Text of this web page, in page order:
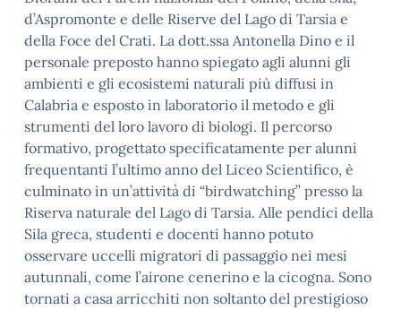
d’Aspromonte e delle Riserve del Lago di Tarsia e
della Foce del Crati. La dott.ssa Antonella Dino e il
personale preposto hanno spiegato agli alunni gli
ambienti e gli ecosistemi naturali più diffusi in
Calabria e esposto in laboratorio il metodo e gli
strumenti del loro lavoro di biologi. Il percorso
formativo, progettato specificatamente per alunni
frequentanti l’ultimo anno del Liceo Scientifico, è
culminato in un’attività di “birdwatching” presso la
Riserva naturale del Lago di Tarsia. Alle pendici della
Sila greca, studenti e docenti hanno potuto
osservare uccelli migratori di passaggio nei mesi
autunnali, come l’airone cenerino e la cicogna. Sono
tornati a casa arricchiti non soltanto del prestigioso